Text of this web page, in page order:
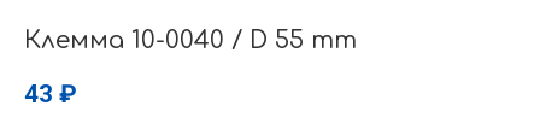
Клемма 10-0040 / D 55 mm
43 ₽